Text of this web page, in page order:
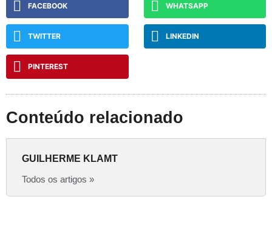
FACEBOOK WHATSAPP
TWITTER LINKEDIN
PINTEREST
Conteúdo relacionado
GUILHERME KLAMT
Todos os artigos »